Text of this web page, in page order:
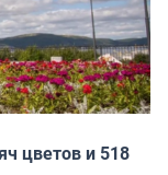
цветов и 518